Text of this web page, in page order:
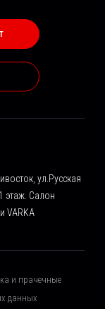
ул.Русская
этаж. Салон
VARKA
и прачечные
данных